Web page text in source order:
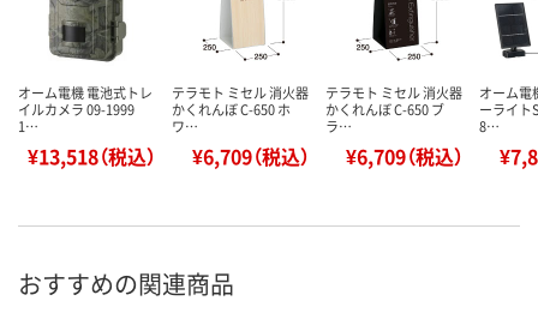
オーム電機 電池式トレ
イルカメラ 09-1999
1…
¥13,518（税込）
テラモト ミセル 消火器
かくれんぼ C-650 ホ
ワ…
¥6,709（税込）
テラモト ミセル 消火器
かくれんぼ C-650 ブ
ラ…
¥6,709（税込）
オーム電
ーライト
8…
おすすめの関連商品